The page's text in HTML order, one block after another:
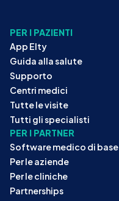
PER I PAZIENTI
App Elty
Guida alla salute
Supporto
Centri medici
Tutte le visite
Tutti gli specialisti
PER I PARTNER
Software medico di base
Per le aziende
Per le cliniche
Partnerships